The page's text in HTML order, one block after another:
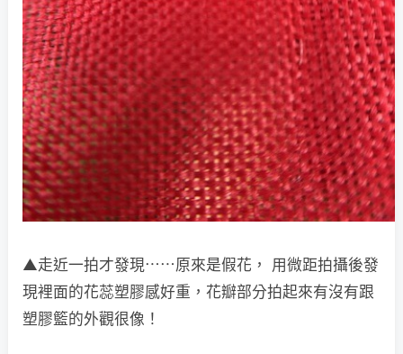
▲走近一拍才發現⋯⋯原來是假花， 用微距拍攝後發
現裡面的花蕊塑膠感好重，花瓣部分拍起來有沒有跟
塑膠籃的外觀很像！